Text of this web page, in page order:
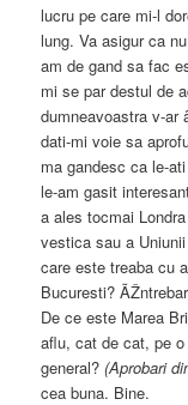
lucru pe care mi-l
lung. Va asigur ca
am de gand sa fac
mi se par destul de
dumneavoastra v-
dati-mi voie sa
ma gandesc ca le-
le-am gasit
a ales tocmai
vestica sau a
care este treaba cu
Bucuresti?
De ce este Marea
aflu, cat de cat, pe
general?(Aprobari
cea buna. Bine.